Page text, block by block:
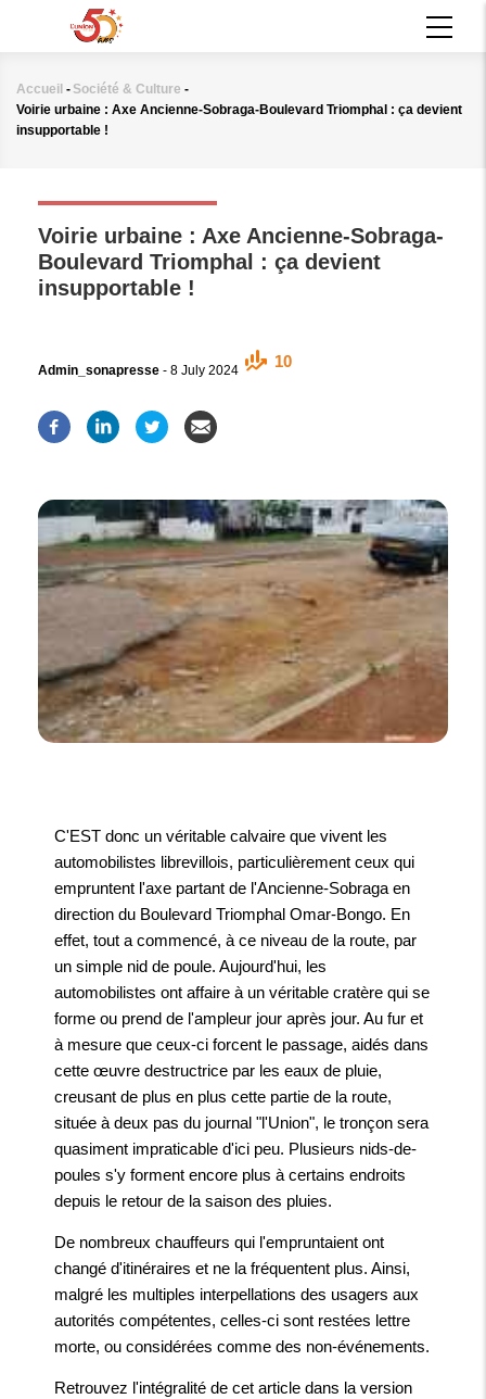
principal
Fil
d'Ariane
Accueil - Société & Culture -
Voirie urbaine : Axe Ancienne-Sobraga-Boulevard Triomphal : ça devient
insupportable !
Voirie urbaine : Axe Ancienne-Sobraga-
Boulevard Triomphal : ça devient
insupportable !
Admin_sonapresse - 8 July 2024
10
C'EST donc un véritable calvaire que vivent les
automobilistes librevillois, particulièrement ceux qui
empruntent l'axe partant de l'Ancienne-Sobraga en
direction du Boulevard Triomphal Omar-Bongo. En
effet, tout a commencé, à ce niveau de la route, par
un simple nid de poule. Aujourd'hui, les
automobilistes ont affaire à un véritable cratère qui se
forme ou prend de l'ampleur jour après jour. Au fur et
à mesure que ceux-ci forcent le passage, aidés dans
cette œuvre destructrice par les eaux de pluie,
creusant de plus en plus cette partie de la route,
située à deux pas du journal "l'Union", le tronçon sera
quasiment impraticable d'ici peu. Plusieurs nids-de-
poules s'y forment encore plus à certains endroits
depuis le retour de la saison des pluies.
De nombreux chauffeurs qui l'empruntaient ont
changé d'itinéraires et ne la fréquentent plus. Ainsi,
malgré les multiples interpellations des usagers aux
autorités compétentes, celles-ci sont restées lettre
morte, ou considérées comme des non-événements.
Retrouvez l'intégralité de cet article dans laversion